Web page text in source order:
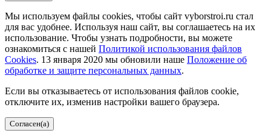
Мы используем файлы cookies, чтобы сайт vyborstroi.ru стал
для вас удобнее. Используя наш сайт, вы соглашаетесь на их
использование. Чтобы узнать подробности, вы можете
ознакомиться с нашей Политикой использования файлов
Cookies. 13 января 2020 мы обновили наше Положение об
обработке и защите персональных данных.
Если вы отказываетесь от использования файлов cookie,
отключите их, изменив настройки вашего браузера.
Согласен(а)